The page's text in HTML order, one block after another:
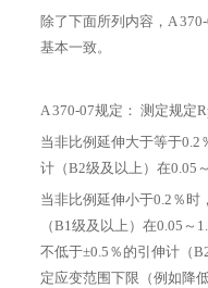
除了下面所列内容，A
基本一致。
A 370-07规定： 测定规定Rp时
当非比例延伸大于等于0.2
计（B2级及以上）在0.05～
当非比例延伸小于0.2％时
（B1级及以上）在0.05
不低于±0.5％的引伸计（
定应变范围下限（例如降低至